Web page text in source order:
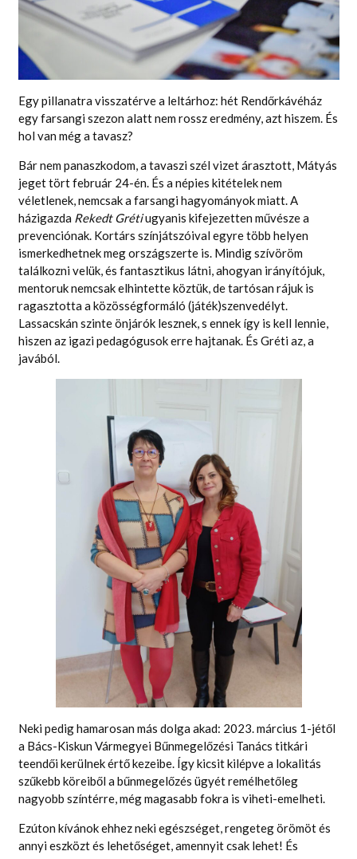
Egy pillanatra visszatérve a leltárhoz: hét Rendőrkávéház
egy farsangi szezon alatt nem rossz eredmény, azt hiszem. És
hol van még a tavasz?
Bár nem panaszkodom, a tavaszi szél vizet árasztott, Mátyás
jeget tört február 24-én. És a népies kitételek nem
véletlenek, nemcsak a farsangi hagyományok miatt. A
házigazda Rekedt Grétiugyanis kifejezetten művésze a
prevenciónak. Kortárs színjátszóival egyre több helyen
ismerkedhetnek meg országszerte is. Mindig szívöröm
találkozni velük, és fantasztikus látni, ahogyan irányítójuk,
mentoruk nemcsak elhintette köztük, de tartósan rájuk is
ragasztotta a közösségformáló (játék)szenvedélyt.
Lassacskán szinte önjárók lesznek, s ennek így is kell lennie,
hiszen az igazi pedagógusok erre hajtanak. És Gréti az, a
javából.
Neki pedig hamarosan más dolga akad: 2023. március 1-jétől
a Bács-Kiskun Vármegyei Bűnmegelőzési Tanács titkári
teendői kerülnek értő kezeibe. Így kicsit kilépve a lokalitás
szűkebb köreiből a bűnmegelőzés ügyét remélhetőleg
nagyobb színtérre, még magasabb fokra is viheti-emelheti.
Ezúton kívánok ehhez neki egészséget, rengeteg örömöt és
annyi eszközt és lehetőséget, amennyit csak lehet! És